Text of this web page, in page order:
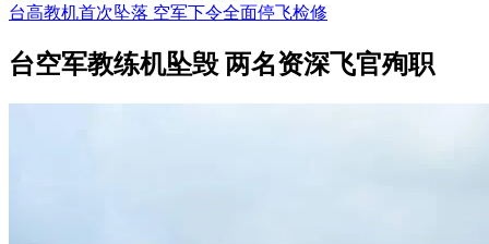
台高教机首次坠落 空军下令全面停飞检修
台空军教练机坠毁 两名资深飞官殉职